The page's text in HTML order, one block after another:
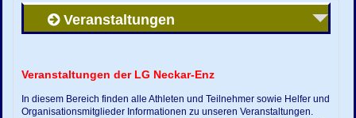
Veranstaltungen
Veranstaltungen der LG Neckar-Enz
In diesem Bereich finden alle Athleten und Teilnehmer sowie Helfer und
Organisationsmitglieder Informationen zu unseren Veranstaltungen.